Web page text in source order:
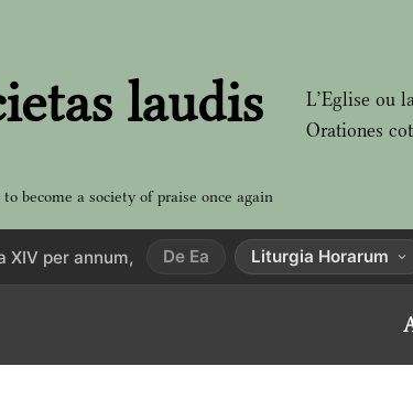
laudis
become a society of praise once again
L’Eglise ou
Orationes
XIV per annum, De Ea Liturgia Horarum